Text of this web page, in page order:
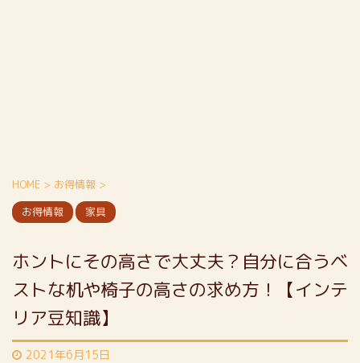
HOME > お得情報 >
お得情報
家具
ホントにその高さで大丈夫？自分に合うベ
ストな机や椅子の高さの求め方！【インテ
リア豆知識】
2021年6月15日